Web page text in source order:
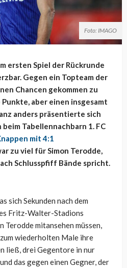
Foto: IMAGO
ersten Spiel der Rückrunde
Gegen ein Topteam der
Chancen gekommen zu
aber einen insgesamt
anders präsentierte sich
beim Tabellennachbarn 1. FC
mit 4:1
zu viel für Simon Terodde,
Schlusspfiff Bände spricht.
sich Sekunden nach dem
Fritz-Walter-Stadions
Terodde mitansehen müssen,
wiederholten Male ihre
ließ, drei Gegentore in nur
das gegen einen Gegner, der